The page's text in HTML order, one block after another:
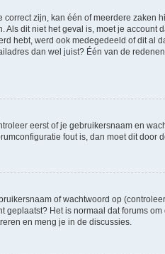
zijn, kan één of meerdere
dit niet het geval is, moet je
hebt, werd ook medegedeeld of dit
dan wel juist? Één van de
eerst of je gebruikersnaam en
fout is, dan moet dit door
of wachtwoord op
Het is normaal dat forums
en meng je in de discussies.